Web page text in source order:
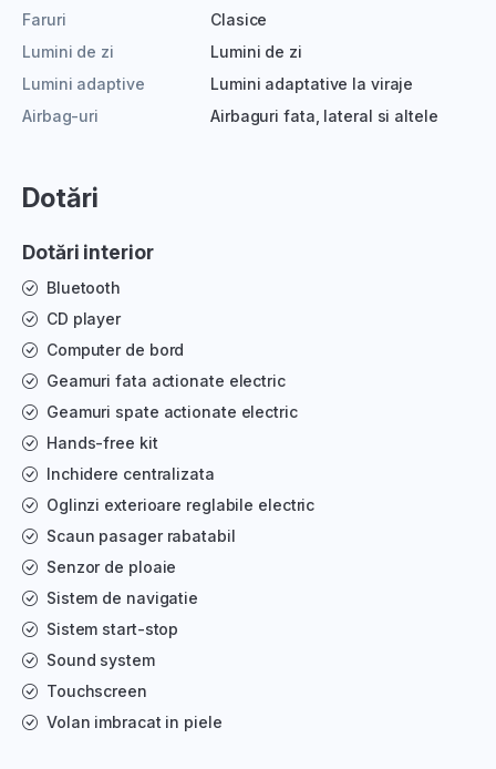
Faruri
Clasice
Lumini de zi
Lumini de zi
Lumini adaptive
Lumini adaptative la viraje
Airbag-uri
Airbaguri fata, lateral si altele
Dotări
Dotări interior
Bluetooth
CD player
Computer de bord
Geamuri fata actionate electric
Geamuri spate actionate electric
Hands-free kit
Inchidere centralizata
Oglinzi exterioare reglabile electric
Scaun pasager rabatabil
Senzor de ploaie
Sistem de navigatie
Sistem start-stop
Sound system
Touchscreen
Volan imbracat in piele